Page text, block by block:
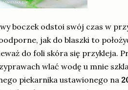
boczek odstoi swój czas w
jak do blaszki to
do foli skóra się przykleja.
wlać wodę u mnie
piekarnika ustawionego na